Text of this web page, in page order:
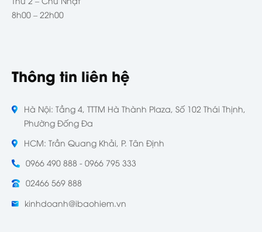
8h00 – 22h00
Thông tin liên hệ
Hà Nội: Tầng 4, TTTM Hà Thành Plaza, Số 102 Thái Thịnh,
Phường Đống Đa
HCM: Trần Quang Khải, P. Tân Định
0966 490 888 - 0966 795 333
02466 569 888
kinhdoanh@ibaohiem.vn